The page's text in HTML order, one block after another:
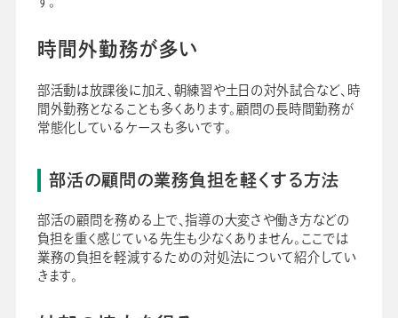
時間外勤務が多い
部活動は放課後に加え、朝練習や土日の対外試合など、時
間外勤務となることも多くあります。顧問の長時間勤務が
常態化しているケースも多いです。
部活の顧問の業務負担を軽くする方法
部活の顧問を務める上で、指導の大変さや働き方などの
負担を重く感じている先生も少なくありません。ここでは
業務の負担を軽減するための対処法について紹介してい
きます。